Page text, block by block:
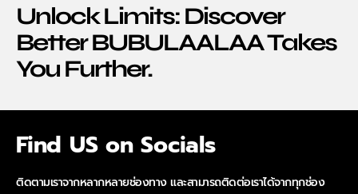
Unlock Limits: Discover
Better BUBULAALAA Takes
You Further.
Find US on Socials
ติดตามเราจากหลากหลายช่องทาง และสามารถติดต่อเราได้จากทุกช่อง